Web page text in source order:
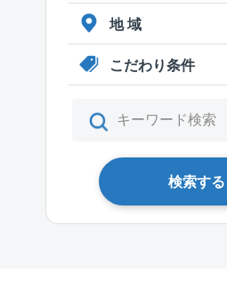
地 域
こだわり条件
検索する